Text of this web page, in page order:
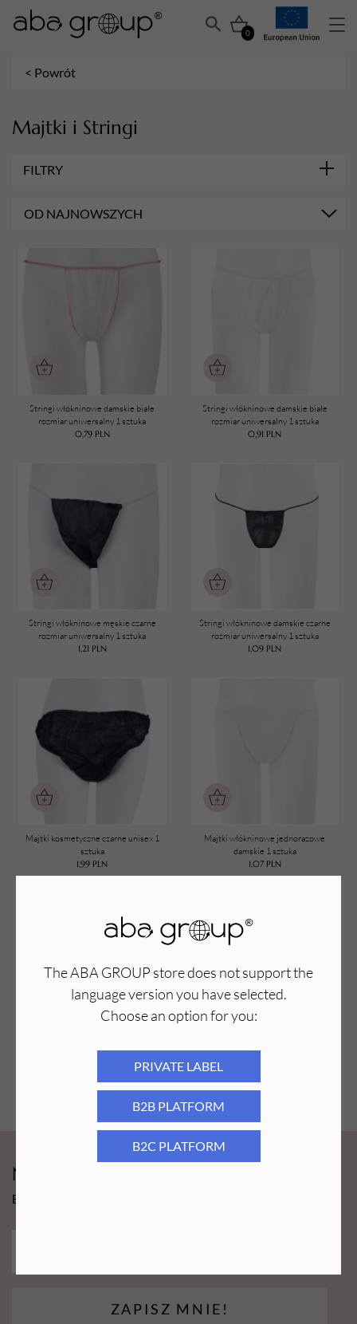
The ABA GROUP store does not support the
language version you have selected.
Choose an option for you:
PRIVATE LABEL
B2B PLATFORM
B2C PLATFORM
0
TWÓJ KOSZYK (
PRZEJDŹ DO KOSZYKA
< Powrót
Majtki i Stringi
FILTRY
OD NAJNOWSZYCH
Stringi włókninowe damskie białe
rozmiar uniwersalny 1 sztuka
0,79 PLN
Stringi włókninowe damskie białe
rozmiar uniwersalny 1 sztuka
0,91 PLN
Stringi włókninowe męskie czarne
rozmiar uniwersalny 1 sztuka
1,21 PLN
Stringi włókninowe damskie czarne
rozmiar uniwersalny 1 sztuka
1,09 PLN
Majtki kosmetyczne czarne unisex 1
sztuka
1,99 PLN
Majtki włókninowe jednorazowe
damskie 1 sztuka
1,07 PLN
Newsy Aba Group!
Bądź na bieżąco i łap promocję tylko dla subskrybentów!
ZAPISZ MNIE!